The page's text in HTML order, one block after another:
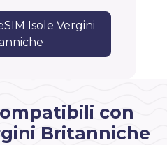
Isole Vergini
con
Britanniche